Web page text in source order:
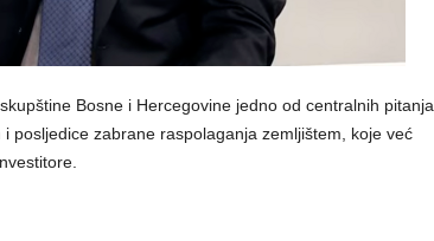
Bosne i Hercegovine jedno od centralnih pitanja
posljedice zabrane raspolaganja zemljištem, koje već